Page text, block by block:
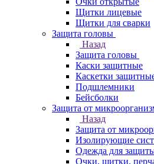
Щитки лицевые
Щитки для сварки
Защита головы
Назад
Защита головы
Каски защитные
Каскетки
Подшлемники
Бейсболки
Защита от
Назад
Защита от
Изолирующие
Одежда для
Очки, щитки,